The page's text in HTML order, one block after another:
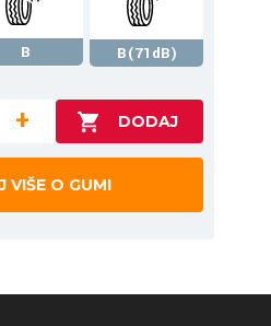
B
B(71dB)
+
VIŠE O GUMI